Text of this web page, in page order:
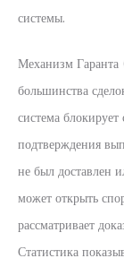
системы.
Механизм Гаранта
большинства
система
подтверждения
не был доставлен
может открыть
рассматривает
Статистика